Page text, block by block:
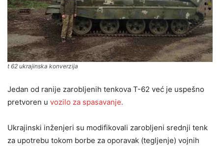
t 62 ukrajinska konverzija
Jedan od ranije zarobljenih tenkova T-62 već je uspešno
pretvoren u vozilo za spasavanje.
Ukrajinski inženjeri su modifikovali zarobljeni srednji tenk
za upotrebu tokom borbe za oporavak (tegljenje) vojnih